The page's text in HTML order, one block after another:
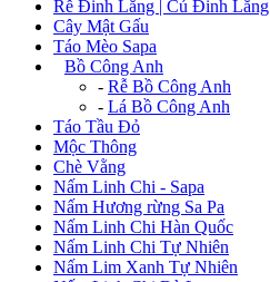
Rễ Đinh Lăng | Củ Đinh Lăng
Cây Mật Gấu
Táo Mèo Sapa
Bồ Công Anh
- Rễ Bồ Công Anh
- Lá Bồ Công Anh
Táo Tầu Đỏ
Mộc Thông
Chè Vằng
Nấm Linh Chi - Sapa
Nấm Hương rừng Sa Pa
Nấm Linh Chi Hàn Quốc
Nấm Linh Chi Tự Nhiên
Nấm Lim Xanh Tự Nhiên